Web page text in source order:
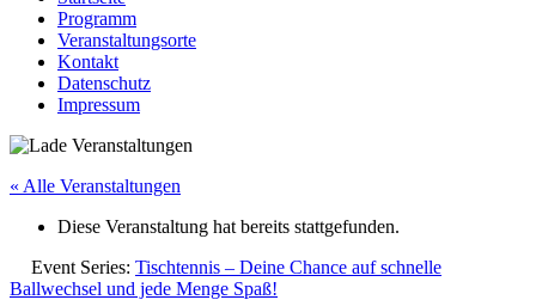
Programm
Veranstaltungsorte
Kontakt
Datenschutz
Impressum
« Alle Veranstaltungen
Diese Veranstaltung hat bereits stattgefunden.
Event Series: Tischtennis – Deine Chance auf schnelle
Ballwechsel und jede Menge Spaß!